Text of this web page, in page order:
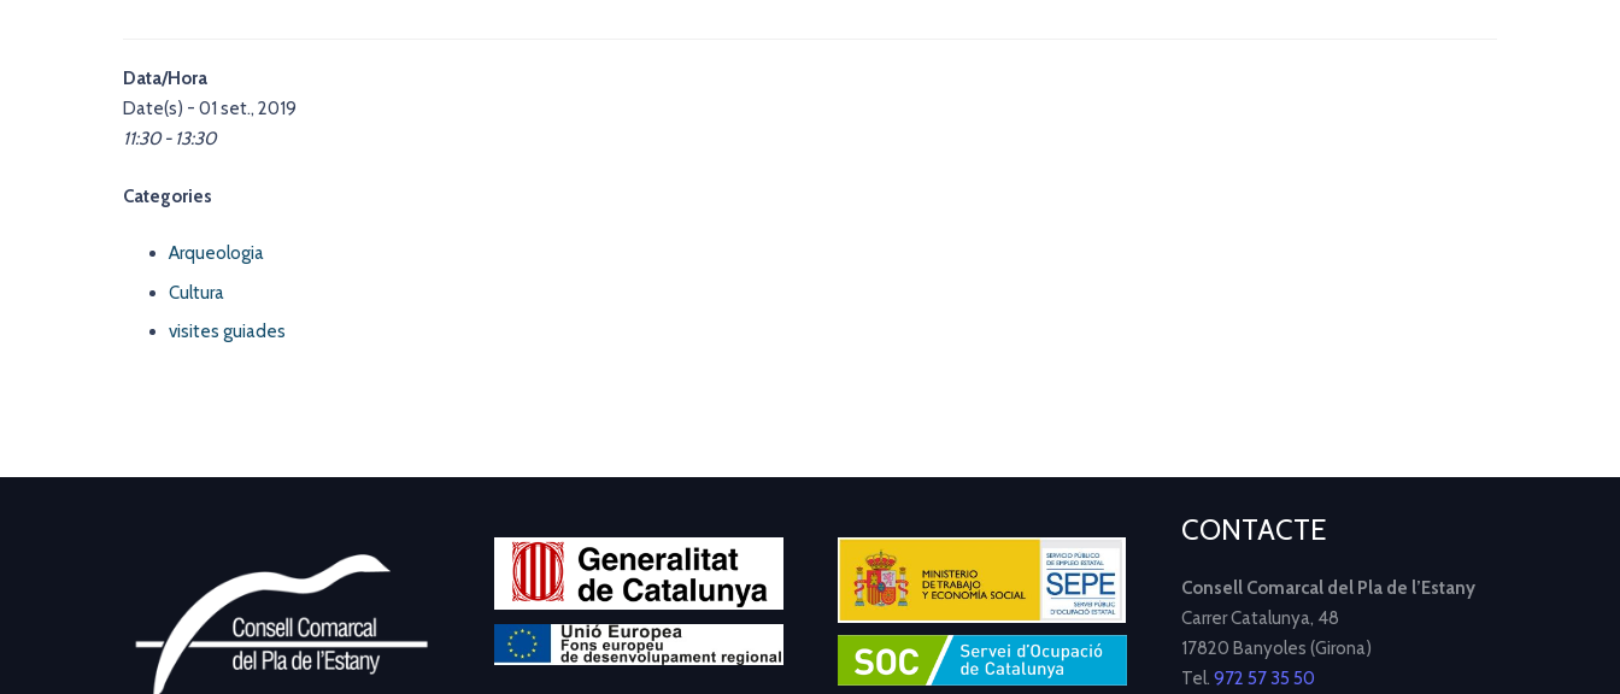
Data/Hora
Date(s) - 01 set., 2019
11:30 - 13:30
Categories
Arqueologia
Cultura
visites guiades
CONTACTE
Consell Comarcal del Pla de l’Estany
Carrer Catalunya, 48
17820 Banyoles (Girona)
Tel. 972 57 35 50